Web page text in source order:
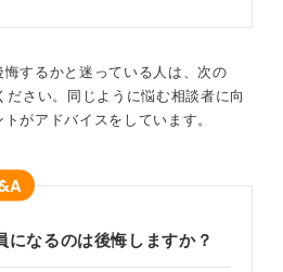
するかと迷っている人は、次の
さい。同じように悩む相談者に向
がアドバイスをしています。
になるのは後悔しますか？